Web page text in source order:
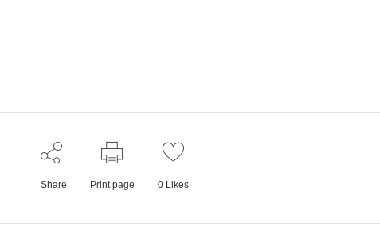
Share Print page 0Likes